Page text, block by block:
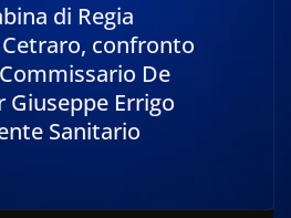
di Regia
Cetraro, confronto
De
Giuseppe Errigo
Sanitario